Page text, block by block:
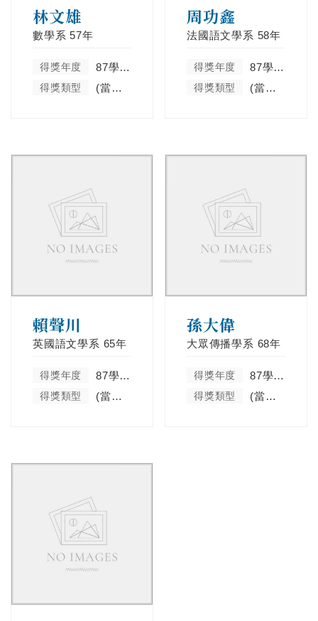
林文雄
數學系 57年
得獎年度 87學年度
得獎類型 (當學年度未分類)
周功鑫
法國語文學系 58年
得獎年度 87學年度
得獎類型 (當學年度未分類)
賴聲川
英國語文學系 65年
得獎年度 87學年度
得獎類型 (當學年度未分類)
孫大偉
大眾傳播學系 68年
得獎年度 87學年度
得獎類型 (當學年度未分類)